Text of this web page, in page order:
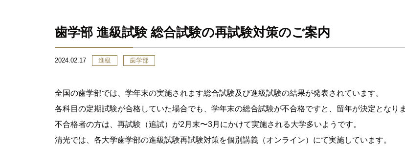
歯学部 進級試験 総合試験の再試験対策のご案内
2024.02.17 進級 歯学部
全国の歯学部では、学年末の実施されます総合試験及び進級試験の結果が発表されています。
各科目の定期試験が合格していた場合でも、学年末の総合試験が不合格ですと、留年が決定となりま
不合格者の方は、再試験（追試）が2月末〜3月にかけて実施される大学多いようです。
清光では、各大学歯学部の進級試験再試験対策を個別講義（オンライン）にて実施しています。